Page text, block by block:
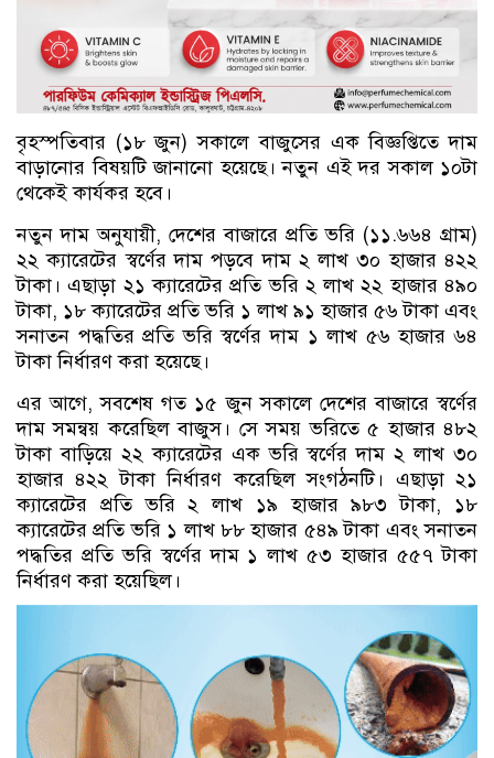
বৃহস্পতিবার (১৮ জুন) সকালে বাজুসের এক বিজ্ঞপ্তিতে দাম
বাড়ানোর বিষয়টি জানানো হয়েছে। নতুন এই দর সকাল ১০টা
থেকেই কার্যকর হবে।
নতুন দাম অনুযায়ী, দেশের বাজারে প্রতি ভরি (১১.৬৬৪ গ্রাম)
২২ ক্যারেটের স্বর্ণের দাম পড়বে দাম ২ লাখ ৩০ হাজার ৪২২
টাকা। এছাড়া ২১ ক্যারেটের প্রতি ভরি ২ লাখ ২২ হাজার ৪৯০
টাকা, ১৮ ক্যারেটের প্রতি ভরি ১ লাখ ৯১ হাজার ৫৬ টাকা এবং
সনাতন পদ্ধতির প্রতি ভরি স্বর্ণের দাম ১ লাখ ৫৬ হাজার ৬৪
টাকা নির্ধারণ করা হয়েছে।
এর আগে, সবশেষ গত ১৫ জুন সকালে দেশের বাজারে স্বর্ণের
দাম সমন্বয় করেছিল বাজুস। সে সময় ভরিতে ৫ হাজার ৪৮২
টাকা বাড়িয়ে ২২ ক্যারেটের এক ভরি স্বর্ণের দাম ২ লাখ ৩০
হাজার ৪২২ টাকা নির্ধারণ করেছিল সংগঠনটি। এছাড়া ২১
ক্যারেটের প্রতি ভরি ২ লাখ ১৯ হাজার ৯৮৩ টাকা, ১৮
ক্যারেটের প্রতি ভরি ১ লাখ ৮৮ হাজার ৫৪৯ টাকা এবং সনাতন
পদ্ধতির প্রতি ভরি স্বর্ণের দাম ১ লাখ ৫৩ হাজার ৫৫৭ টাকা
নির্ধারণ করা হয়েছিল।